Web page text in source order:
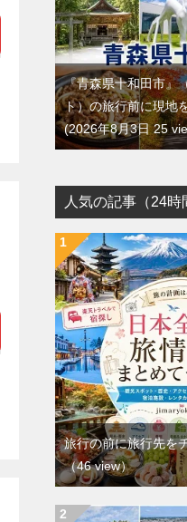
『青森県十和田市』
ト）の旅行前に現地
2026年8月3日 25
人気の記事（24時
旅行の前に旅行先を
（46 view）